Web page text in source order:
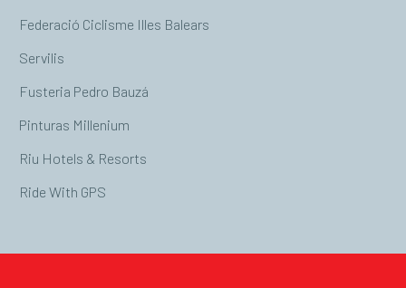
Federació Ciclisme Illes Balears
Servilis
Fusteria Pedro Bauzá
Pinturas Millenium
Riu Hotels & Resorts
Ride With GPS